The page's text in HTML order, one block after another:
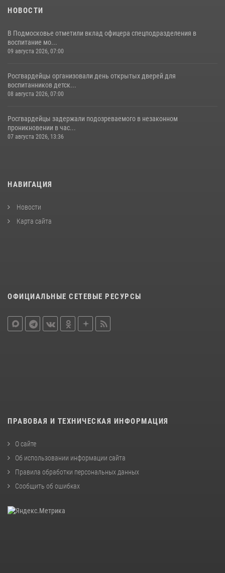
НОВОСТИ
В Подмосковье отметили вклад офицера спецподразделения в
воспитание мо...
09 августа 2026, 07:00
Росгвардейцы организовали день открытых дверей для
воспитанников детск...
08 августа 2026, 07:00
Росгвардейцы задержали подозреваемого в незаконном
проникновении в час...
07 августа 2026, 13:36
НАВИГАЦИЯ
Новости
Карта сайта
ОФИЦИАЛЬНЫЕ СЕТЕВЫЕ РЕСУРСЫ
ПРАВОВАЯ И ТЕХНИЧЕСКАЯ ИНФОРМАЦИЯ
О сайте
Об использовании информации сайта
Правила обработки персональных данных
Сообщить об ошибках